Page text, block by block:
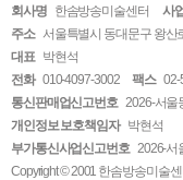
회사명 한솜방송미술센터 사
주소 서울특별시 동대문구 왕산
대표 박현석
전화 010-4097-3002 팩스 02-
통신판매업신고번호 2026-서울
개인정보 보호책임자 박현석
부가통신사업신고번호 2026-서
Copyright © 2001 한솜방송미술센